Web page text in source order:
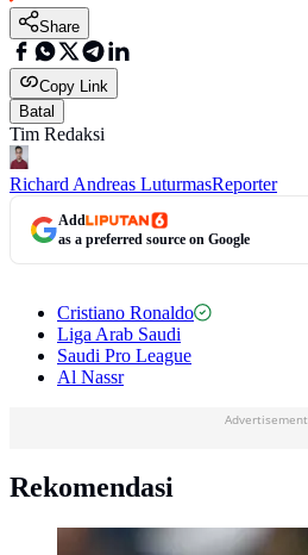
Share
Copy Link
Batal
Tim Redaksi
Richard Andreas LuturmasReporter
Add
as a preferred source on Google
Cristiano Ronaldo
Liga Arab Saudi
Saudi Pro League
Al Nassr
Advertisement
Rekomendasi